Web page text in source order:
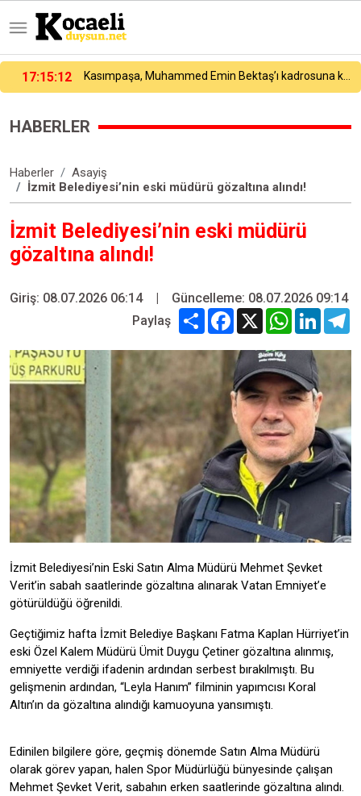
17:04:48 Dünya Fen Bilimleri Şampiyonası’nda 24 ülke arasında Türk öğrenci birinci oldu
HABERLER
Haberler
Asayiş
İzmit Belediyesi’nin eski müdürü gözaltına alındı!
İzmit Belediyesi’nin eski müdürü
gözaltına alındı!
Giriş: 08.07.2026 06:14 |
Güncelleme: 08.07.2026 09:14
Paylaş
Share Facebook
X WhatsApp
İzmit Belediyesi’nin Eski Satın Alma Müdürü Mehmet Şevket
Verit’in sabah saatlerinde gözaltına alınarak Vatan Emniyet’e
götürüldüğü öğrenildi.
Geçtiğimiz hafta İzmit Belediye Başkanı Fatma Kaplan Hürriyet’in
eski Özel Kalem Müdürü Ümit Duygu Çetiner gözaltına alınmış,
emniyette verdiği ifadenin ardından serbest bırakılmıştı. Bu
gelişmenin ardından, “Leyla Hanım” filminin yapımcısı Koral
Altın’ın da gözaltına alındığı kamuoyuna yansımıştı.
Edinilen bilgilere göre, geçmiş dönemde Satın Alma Müdürü
olarak görev yapan, halen Spor Müdürlüğü bünyesinde çalışan
Mehmet Şevket Verit, sabahın erken saatlerinde gözaltına alındı.